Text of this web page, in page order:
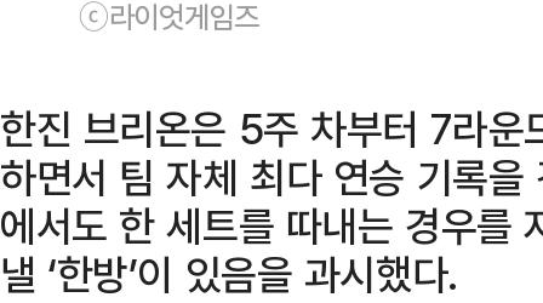
ⓒ라이엇게임즈
한진 브리온은 5주 차부터 7라
하면서 팀 자체 최다 연승 기록
에서도 한 세트를 따내는 경우를
낼 ‘한방’이 있음을 과시했다.